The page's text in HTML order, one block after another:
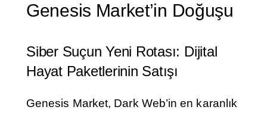
Genesis Market’in Doğuşu
Siber Suçun Yeni Rotası: Dijital
Hayat Paketlerinin Satışı
Genesis Market, Dark Web’in en karanlık